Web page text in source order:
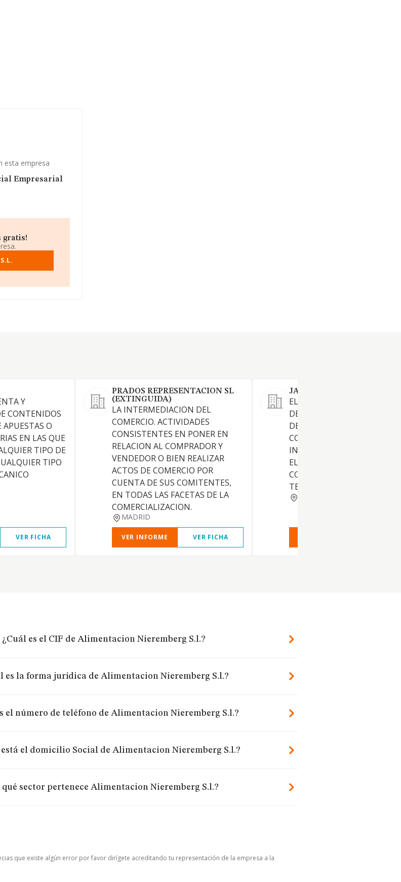
esta empresa
Empresarial
gratis!
Y
CONTENIDOS
APUESTAS O
EN LAS QUE
TIPO DE
TIPO
VER FICHA
PRADOS REPRESENTACION SL
(EXTINGUIDA)
LA INTERMEDIACION DEL
COMERCIO. ACTIVIDADES
CONSISTENTES EN PONER EN
RELACION AL COMPRADOR Y
VENDEDOR O BIEN REALIZAR
ACTOS DE COMERCIO POR
CUENTA DE SUS COMITENTES,
EN TODAS LAS FACETAS DE LA
COMERCIALIZACION.
MADRID
VER INFORME VER FICHA
JAFS CONSULTORES S.L.
EL ASESORAMIENTO,
DESARROLLO E
DE PROYECTOS,
CONTENIDOS EN EL
INTERNET, COMERCIO
ELECTRONICO,
COMUNICACIONES Y
TECNOLOGIAS.
¿Cuál es el CIF de Alimentacion Nieremberg S.l.?
es la forma jurídica de Alimentacion Nieremberg S.l.?
el número de teléfono de Alimentacion Nieremberg S.l.?
está el domicilio Social de Alimentacion Nieremberg S.l.?
qué sector pertenece Alimentacion Nieremberg S.l.?
que existe algún error por favor dirígete acreditando tu representación de la empresa a la